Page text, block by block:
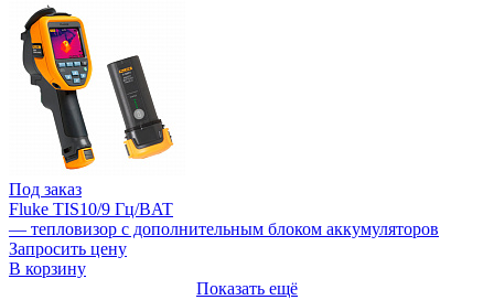
Под заказ
Fluke TIS10/9 Гц/BAT
— тепловизор с дополнительным блоком аккумуляторов
Запросить цену
В корзину
Показать ещё